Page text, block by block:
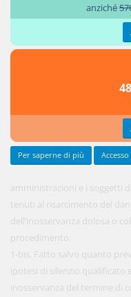
amministrazioni e i soggetti
tenuti al risarcimento del
dell’inosservanza dolosa o
procedimento.
1-bis. Fatto salvo quanto
ipotesi di silenzio qualificato
inosservanza del termine di
anziché
Per saperne di più